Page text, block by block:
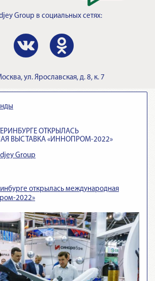
Group в социальных сетях:
, ул. Ярославская, д. 8, к. 7
ОТКРЫЛАСЬ
ВЫСТАВКА «ИННОПРОМ-2022»
Group
открылась международная
2022»